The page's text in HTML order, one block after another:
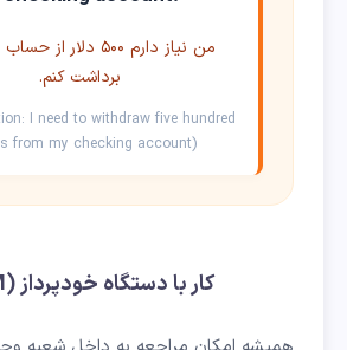
من نیاز دارم ۵۰۰ دلار
برداشت کنم.
I need to withdraw five hundred
from my checking account)
کار با دستگاه خودپرداز (ATM)